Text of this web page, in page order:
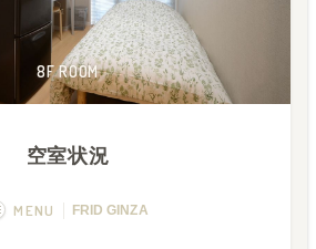
8F ROOM
8F ROOM
8F ROOM
8F ROOM
8F ROOM
8F ROOM
8F ROOM
8F ROOM
8F ROOM
8F ROOM
空室状況
MENU FRID GINZA